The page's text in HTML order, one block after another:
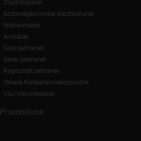
Disztribútorok
Biztonságtechnikai disztribútorok
Webáruházak
Áruházak
Gold partnerek
Silver partnerek
Regisztrált partnerek
Omada Kompetenciaközpontok
VIGI Viszonteladók
Promotions